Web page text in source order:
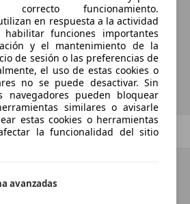
su búsqueda?
búsqueda
1 /1 Siguiente
funcionamiento.
en respuesta a la actividad
funciones importantes
y el mantenimiento de la
de sesión o las preferencias de
el uso de estas cookies o
no se puede desactivar. Sin
navegadores pueden bloquear
similares o avisarle
estas cookies o herramientas
la funcionalidad del sitio
avanzadas